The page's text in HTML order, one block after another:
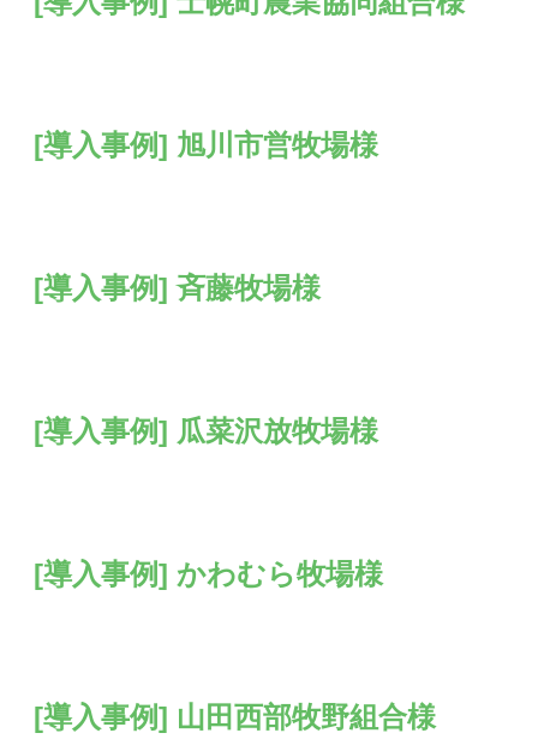
[導入事例] 旭川市営牧場様
[導入事例] 斉藤牧場様
[導入事例] 瓜菜沢放牧場様
[導入事例] かわむら牧場様
[導入事例] 山田西部牧野組合様